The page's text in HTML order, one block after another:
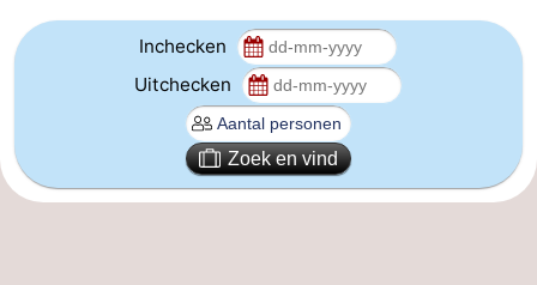
adressen
Regio
-
Inchecken
Uitchecken
Zoek en vind